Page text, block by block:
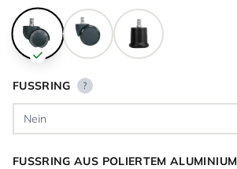
FUSSRING ?
FUSSRING AUS POLIERTEM ALUMINIUM